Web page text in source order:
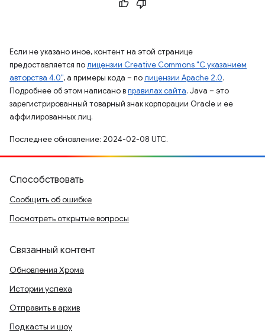
Если не указано иное, контент на этой странице
предоставляется полицензии Creative Commons "С указанием
авторства 4.0", а примеры кода – полицензии Apache 2.0.
Подробнее об этом написано вправилах сайта. Java – это
зарегистрированный товарный знак корпорации Oracle и ее
аффилированных лиц.
Последнее обновление: 2024-02-08 UTC.
Способствовать
Сообщить об ошибке
Посмотреть открытые вопросы
Связанный контент
Обновления Хрома
Истории успеха
Отправить в архив
Подкасты и шоу